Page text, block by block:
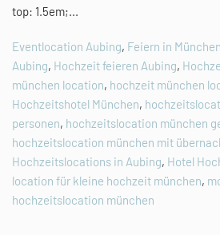
top: 1.5em;...
Eventlocation Aubing, Feiern in München
Aubing, Hochzeit feieren Aubing,
münchen location, hochzeit münchen
Hochzeitshotel München,
personen, hochzeitslocation münchen
hochzeitslocation münchen mit
Hochzeitslocations in Aubing, Hotel
location für kleine hochzeit münchen,
hochzeitslocation münchen